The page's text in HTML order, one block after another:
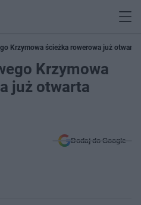
Krzymowa ścieżka rowerowa już otwarta
Krzymowa
już otwarta
Dodaj do Google